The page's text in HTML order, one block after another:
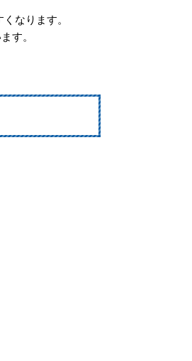
なります。
す。